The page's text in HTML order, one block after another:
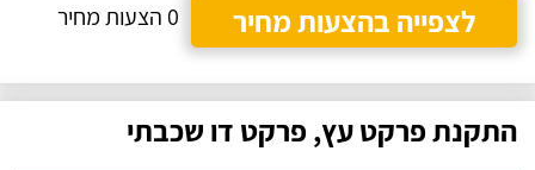
לצפייה בהצעות מחיר
0 הצעות מחיר
התקנת פרקט עץ, פרקט דו שכבתי